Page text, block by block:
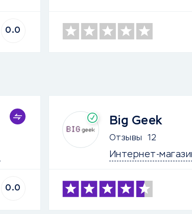
0.0
0.0
Big Geek
Отзывы 12
Интернет-